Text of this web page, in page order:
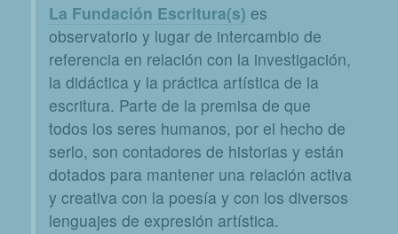
La Fundación Escritura(s) es
observatorio y lugar de intercambio de
referencia en relación con la investigación,
la didáctica y la práctica artística de la
escritura. Parte de la premisa de que
todos los seres humanos, por el hecho de
serlo, son contadores de historias y están
dotados para mantener una relación activa
y creativa con la poesía y con los diversos
lenguajes de expresión artística.